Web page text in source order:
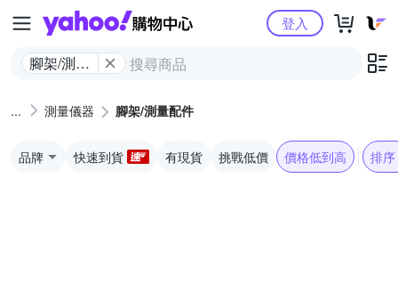
Yahoo購物中心
腳架/測量
登入
測量儀器 腳架/測量配件
品牌 快速到貨 有現貨 挑戰低價 價格低到高 排序